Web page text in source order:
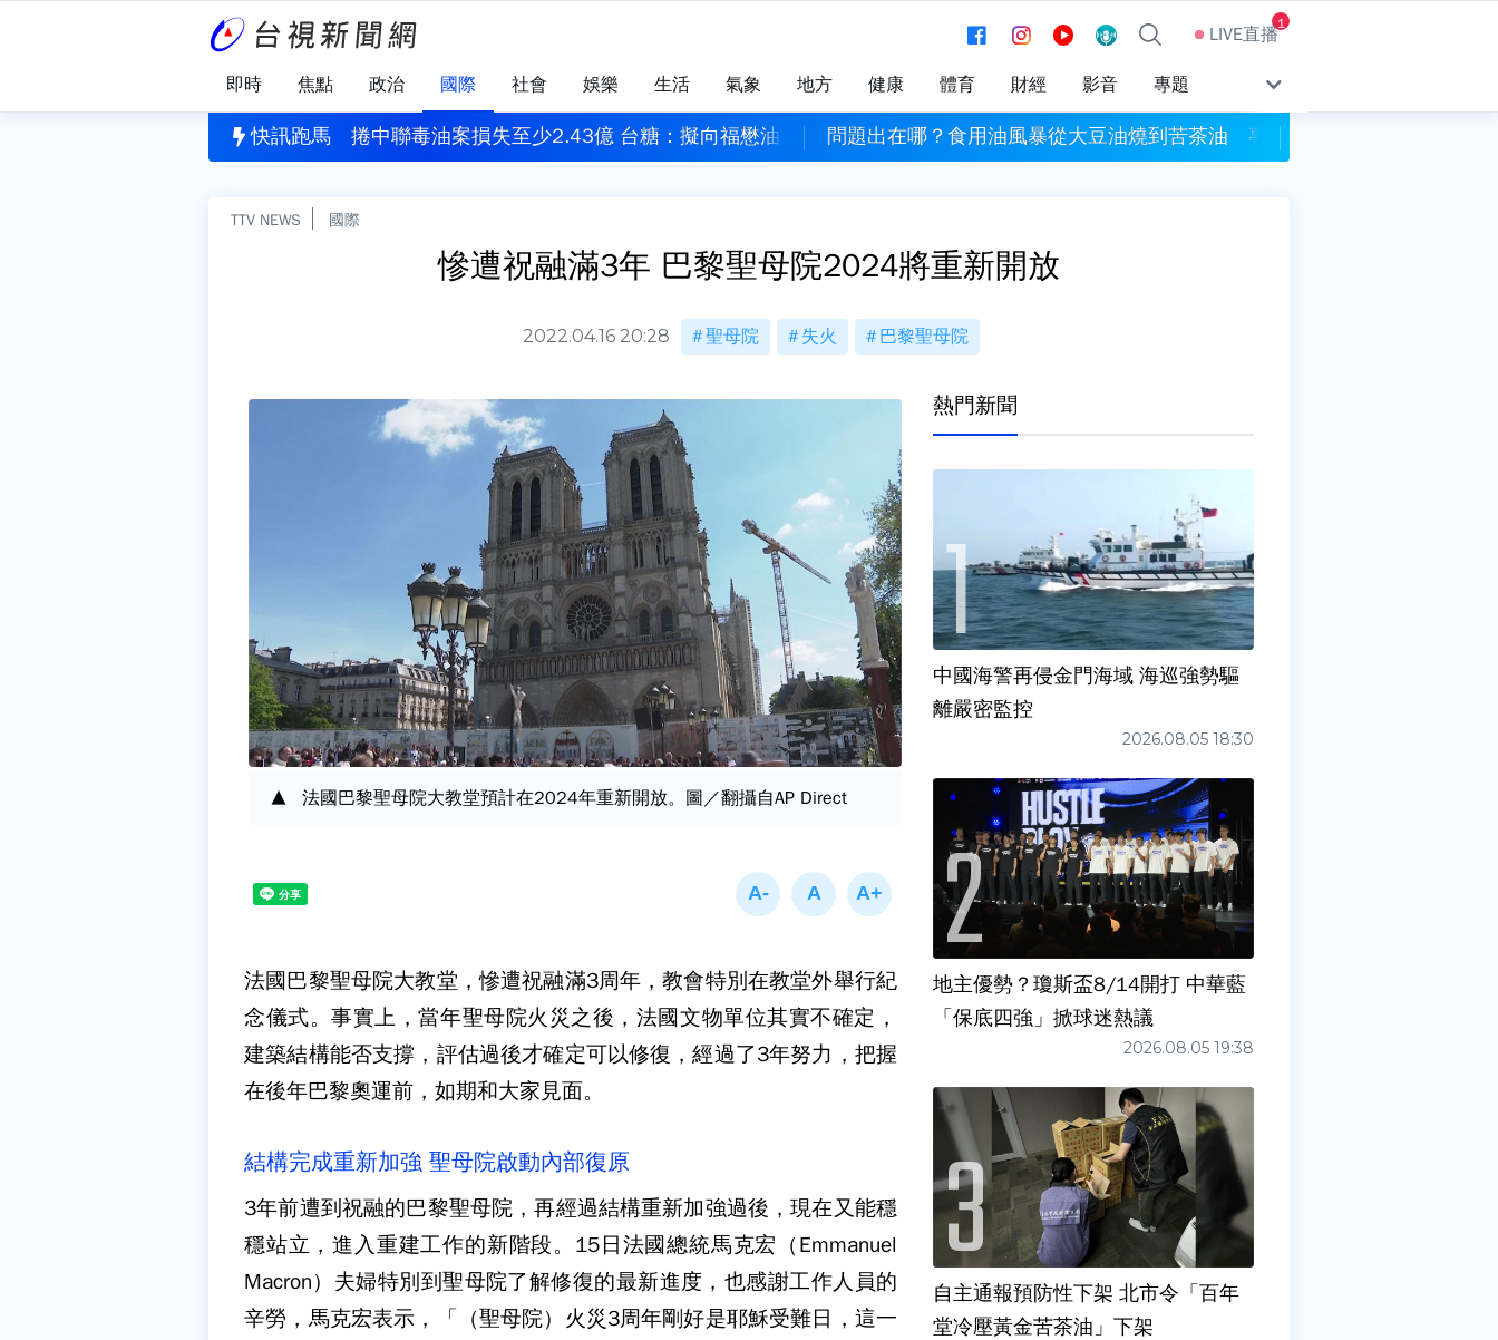
LIVE直播1
即時 焦點 政治 國際 社會 娛樂 生活 氣象 地方 健康 體育 財經 影音 專題
快訊跑馬
萬！ 台彩8/5幸運號碼一次看 捲中聯毒油案損失至少2.43億 台糖：擬向福懋油提告求償問題出在哪？食用油風暴從大豆油燒到苦茶油 專家：抽樣數恐是關鍵
TTV NEWS 國際
慘遭祝融滿3年 巴黎聖母院2024將重新開放
2022.04.16 20:28 聖母院 失火 巴黎聖母院
法國巴黎聖母院大教堂預計在2024年重新開放。圖／翻攝自AP Direct
法國巴黎聖母院大教堂，慘遭祝融滿3周年，教會特別在教堂外舉行紀
念儀式。事實上，當年聖母院火災之後，法國文物單位其實不確定，
建築結構能否支撐，評估過後才確定可以修復，經過了3年努力，把握
在後年巴黎奧運前，如期和大家見面。
結構完成重新加強 聖母院啟動內部復原
3年前遭到祝融的巴黎聖母院，再經過結構重新加強過後，現在又能穩
穩站立，進入重建工作的新階段。15日法國總統馬克宏（Emmanuel
Macron）夫婦特別到聖母院了解修復的最新進度，也感謝工作人員的
辛勞，馬克宏表示，「（聖母院）火災3周年剛好是耶穌受難日，這一
熱門新聞
中國海警再侵金門海域 海巡強勢驅
離嚴密監控
2026.08.05 18:30
地主優勢？瓊斯盃8/14開打 中華藍
「保底四強」掀球迷熱議
2026.08.05 19:38
自主通報預防性下架 北市令「百年
堂冷壓黃金苦茶油」下架